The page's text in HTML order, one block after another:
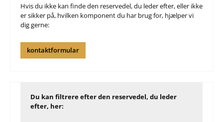
Hvis du ikke kan finde den reservedel, du leder efter, eller ikke
er sikker på, hvilken komponent du har brug for, hjælper vi
dig gerne:
kontaktformular
Du kan filtrere efter den reservedel, du leder
efter, her: